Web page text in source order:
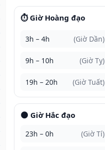
⏱️ Giờ Hoàng đạo
3h – 4h (Giờ Dần)
9h – 10h (Giờ Tỵ)
19h – 20h (Giờ Tuất)
🌑 Giờ Hắc đạo
23h – 0h (Giờ Tí)